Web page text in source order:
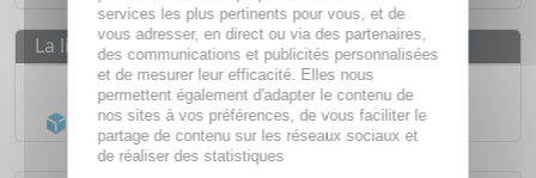
La livraison
Livraison gratuite dès55€
Acheminement Chronoposten 24h*
services les plus pertinents pour vous, et de
vous adresser, en direct ou via des partenaires,
des communications et publicités personnalisées
et de mesurer leur efficacité. Elles nous
permettent également d'adapter le contenu de
nos sites à vos préférences, de vous faciliter le
partage de contenu sur les réseaux sociaux et
de réaliser des statistiques